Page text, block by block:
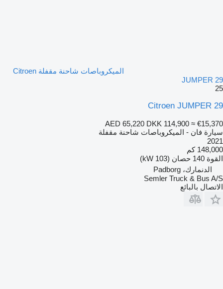
الميكروباصات شاحنة مقفلة Citroen
JUMPER 29
25
Citroen JUMPER 29
AED 65,220 DKK 114,900 ≈ €15,370
سيارة فان - الميكروباصات شاحنة مقفلة
2021
148,000 كم
القوة 140 حصان (103 kW)
الدنمارك، Padborg
Semler Truck & Bus A/S
الاتصال بالبائع